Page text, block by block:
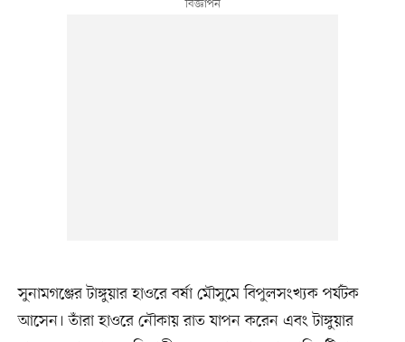
সুনামগঞ্জের টাঙ্গুয়ার হাওরে বর্ষা মৌসুমে বিপুলসংখ্যক পর্যটক
আসেন। তাঁরা হাওরে নৌকায় রাত যাপন করেন এবং টাঙ্গুয়ার